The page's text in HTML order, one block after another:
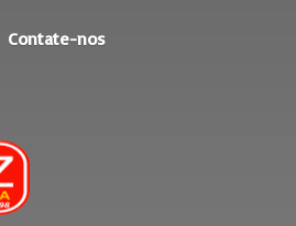
Contate-nos